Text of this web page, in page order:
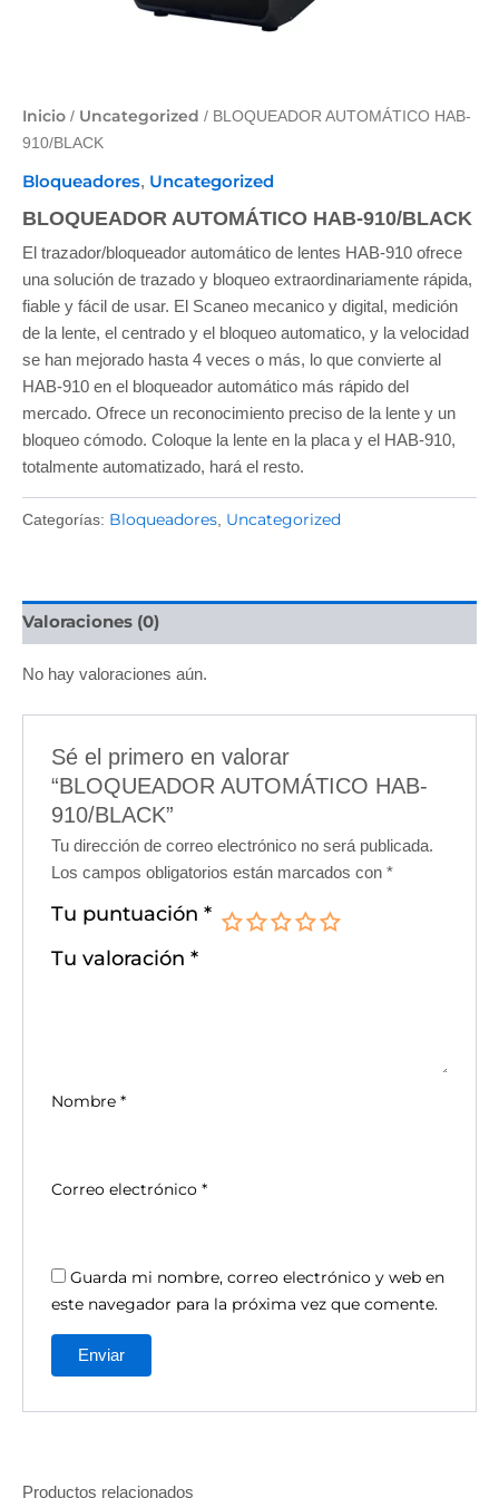
Inicio / Uncategorized / BLOQUEADOR AUTOMÁTICO HAB-
910/BLACK
Bloqueadores, Uncategorized
BLOQUEADOR AUTOMÁTICO HAB-910/BLACK
El trazador/bloqueador automático de lentes HAB-910 ofrece
una solución de trazado y bloqueo extraordinariamente rápida,
fiable y fácil de usar. El Scaneo mecanico y digital, medición
de la lente, el centrado y el bloqueo automatico, y la velocidad
se han mejorado hasta 4 veces o más, lo que convierte al
HAB-910 en el bloqueador automático más rápido del
mercado. Ofrece un reconocimiento preciso de la lente y un
bloqueo cómodo. Coloque la lente en la placa y el HAB-910,
totalmente automatizado, hará el resto.
Categorías: Bloqueadores Uncategorized
Valoraciones (0)
No hay valoraciones aún.
Sé el primero en valorar
“BLOQUEADOR AUTOMÁTICO HAB-
910/BLACK”
Tu dirección de correo electrónico no será publicada.
Los campos obligatorios están marcados con*
Tu puntuación*
Tu valoración*
Nombre*
Correo electrónico*
Guarda mi nombre, correo electrónico y web en
este navegador para la próxima vez que comente.
Productos relacionados